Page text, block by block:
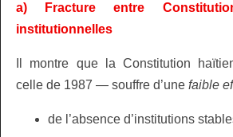
a) Fracture entre
institutionnelles
Il montre que la Constitution
celle de 1987 — souffre d’une faible
de l’absence d’institutions